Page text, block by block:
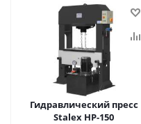
Гидравлический пресс
Stalex HP-150